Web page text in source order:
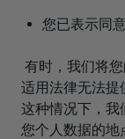
您已表示同
有时，我们将
适用法律无法提
这种情况下，我
您个人数据的地